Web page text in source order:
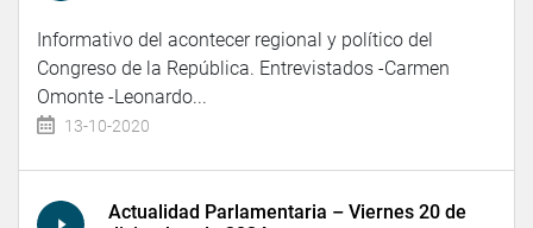
Informativo del acontecer regional y político del
Congreso de la República. Entrevistados -Carmen
Omonte -Leonardo...
13-10-2020
Actualidad Parlamentaria – Viernes 20 de